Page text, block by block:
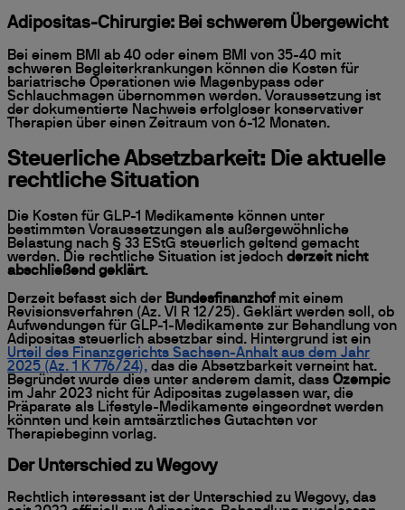
Adipositas-Chirurgie: Bei schwerem Übergewicht
Bei einem BMI ab 40 oder einem BMI von 35-40 mit
schweren Begleiterkrankungen können die Kosten für
bariatrische Operationen wie Magenbypass oder
Schlauchmagen übernommen werden. Voraussetzung ist
der dokumentierte Nachweis erfolgloser konservativer
Therapien über einen Zeitraum von 6-12 Monaten.
Steuerliche Absetzbarkeit: Die aktuelle
rechtliche Situation
Die Kosten für GLP-1 Medikamente können unter
bestimmten Voraussetzungen als außergewöhnliche
Belastung nach § 33 EStG steuerlich geltend gemacht
werden. Die rechtliche Situation ist jedoch derzeit nicht
abschließend geklärt.
Derzeit befasst sich der Bundesfinanzhof mit einem
Revisionsverfahren (Az. VI R 12/25). Geklärt werden soll, ob
Aufwendungen für GLP-1-Medikamente zur Behandlung von
Adipositas steuerlich absetzbar sind. Hintergrund ist ein
Urteil des Finanzgerichts Sachsen-Anhalt aus dem Jahr
2025 (Az. 1 K 776/24), das die Absetzbarkeit verneint hat.
Begründet wurde dies unter anderem damit, dass Ozempic
im Jahr 2023 nicht für Adipositas zugelassen war, die
Präparate als Lifestyle-Medikamente eingeordnet werden
könnten und kein amtsärztliches Gutachten vor
Therapiebeginn vorlag.
Der Unterschied zu Wegovy
Rechtlich interessant ist der Unterschied zu Wegovy, das